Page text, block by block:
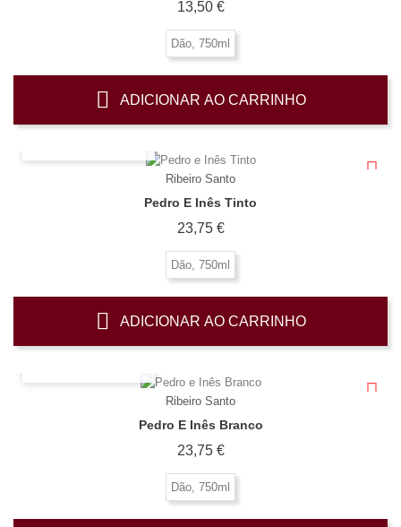
13,50 €Preço
Dão, 750ml
ADICIONAR AO CARRINHO
Ribeiro Santo
Pedro E Inês Tinto
23,75 €Preço
Dão, 750ml
ADICIONAR AO CARRINHO
Ribeiro Santo
Pedro E Inês Branco
23,75 €Preço
Dão, 750ml